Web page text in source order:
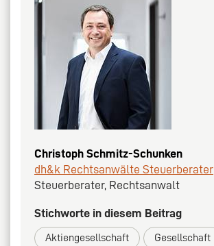
Christoph Schmitz-Schunken
dh&k Rechtsanwälte Steuerberater
Steuerberater, Rechtsanwalt
Stichworte in diesem Beitrag
Aktiengesellschaft Gesellschaft